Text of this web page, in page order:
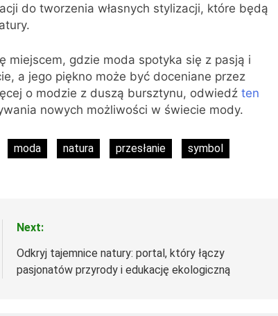
do tworzenia własnych stylizacji, które będą
miejscem, gdzie moda spotyka się z pasją i
a jego piękno może być doceniane przez
o modzie z duszą bursztynu, odwiedź ten
nowych możliwości w świecie mody.
moda natura przesłanie
symbol
Next:
Odkryj tajemnice natury: portal, który łączy
pasjonatów przyrody i edukację ekologiczną